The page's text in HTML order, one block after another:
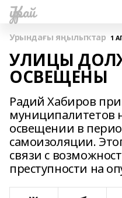
Ҡурай
Урындағы яңылыҡтар 1
УЛИЦЫ
ОСВЕЩЕНЫ
Радий Хабиров
муниципалитетов
освещении в
самоизоляции.
связи с
преступности на